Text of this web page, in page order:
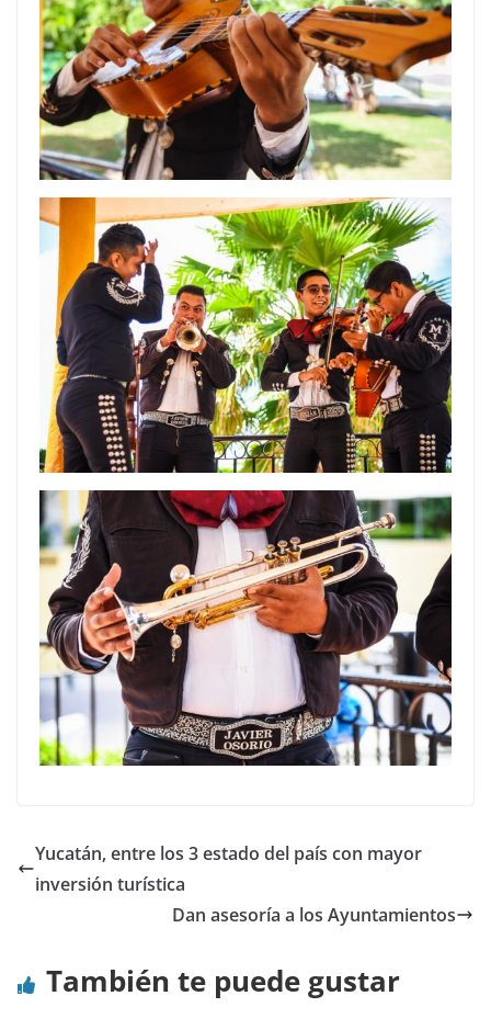
Yucatán, entre los 3 estado del país con mayor
inversión turística
Dan asesoría a los Ayuntamientos
También te puede gustar